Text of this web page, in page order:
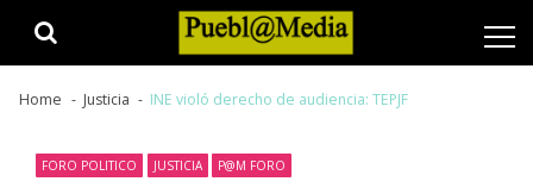
Home Justicia INE violó derecho de audiencia: TEPJF
FORO POLITICO JUSTICIA P@M FORO